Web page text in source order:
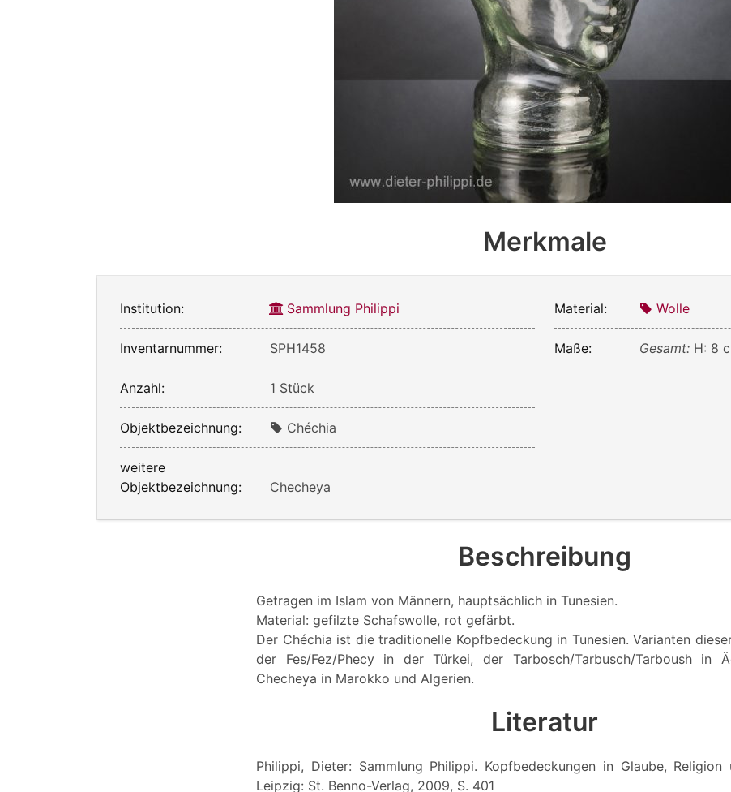
Merkmale
Institution: Sammlung Philippi
Inventarnummer: SPH1458
Anzahl: 1 Stück
Objektbezeichnung: Chéchia
weitere
Objektbezeichnung:
Checheya
Material: Wolle
Maße: Gesamt: H: 8
Beschreibung
Getragen im Islam von Männern, hauptsächlich in Tunesien.
Material: gefilzte Schafswolle, rot gefärbt.
Der Chéchia ist die traditionelle Kopfbedeckung in Tunesien. Varianten
der Fes/Fez/Phecy in der Türkei, der Tarbosch/Tarbusch/Tarboush in
Checheya in Marokko und Algerien.
Literatur
Philippi, Dieter: Sammlung Philippi. Kopfbedeckungen in Glaube, Religion
Leipzig: St. Benno-Verlag, 2009, S. 401